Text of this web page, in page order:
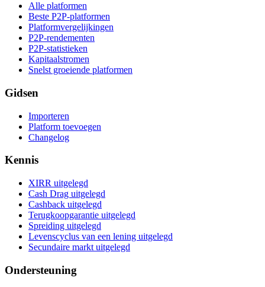
Alle platformen
Beste P2P-platformen
Platformvergelijkingen
P2P-rendementen
P2P-statistieken
Kapitaalstromen
Snelst groeiende platformen
Gidsen
Importeren
Platform toevoegen
Changelog
Kennis
XIRR uitgelegd
Cash Drag uitgelegd
Cashback uitgelegd
Terugkoopgarantie uitgelegd
Spreiding uitgelegd
Levenscyclus van een lening uitgelegd
Secundaire markt uitgelegd
Ondersteuning